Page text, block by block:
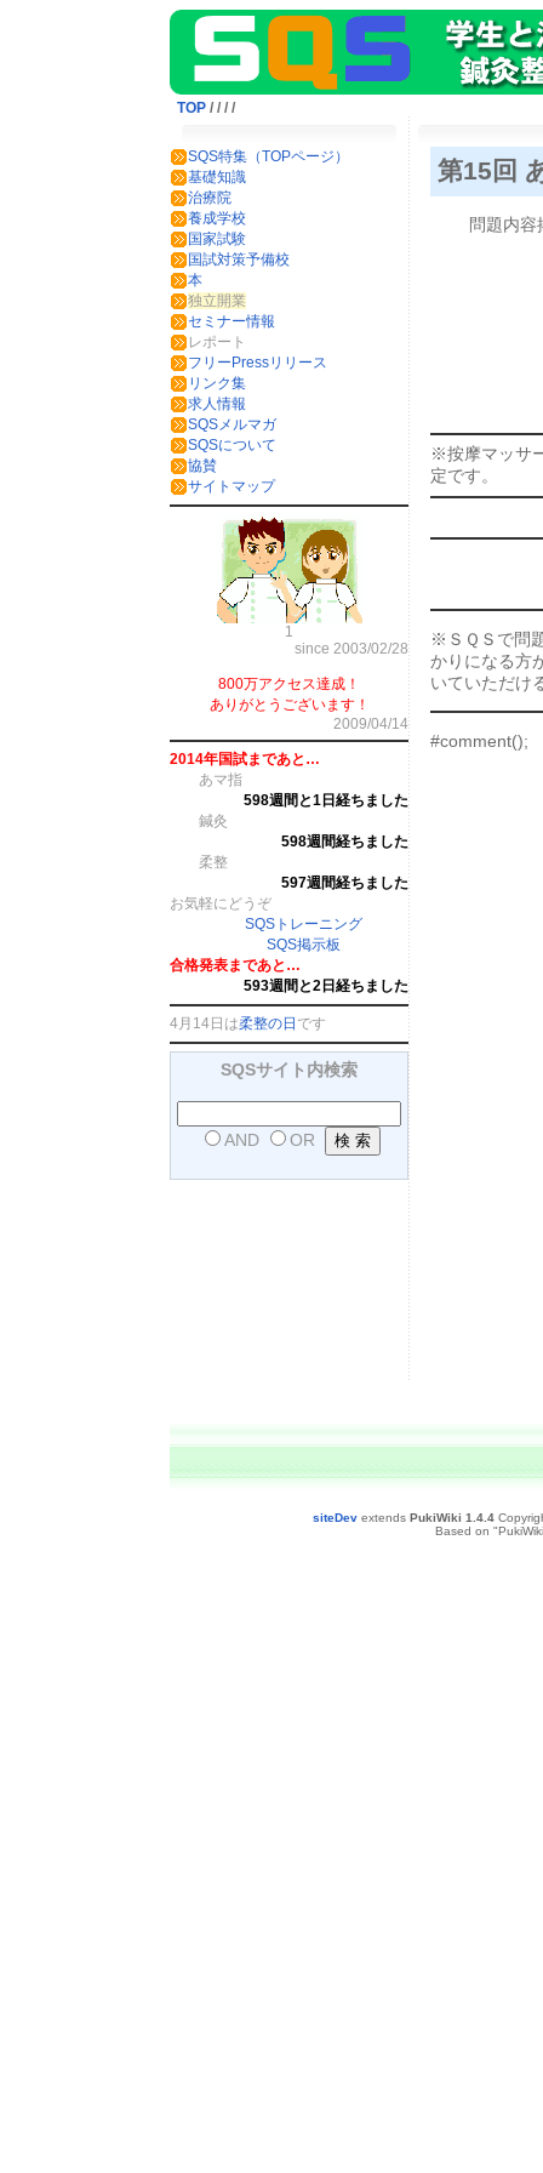
TOP / / / /
SQS特集（TOPページ）
基礎知識
治療院
養成学校
国家試験
国試対策予備校
本
独立開業
セミナー情報
レポート
フリーPressリリース
リンク集
求人情報
SQSメルマガ
SQSについて
協賛
サイトマップ
1
since 2003/02/28
800万アクセス達成！
ありがとうございます！
2009/04/14
2014年国試まであと…
あマ指
598週間と1日経ちました
鍼灸
598週間経ちました
柔整
597週間経ちました
お気軽にどうぞ
SQSトレーニング
SQS掲示板
合格発表まであと…
593週間と2日経ちました
4月14日は柔整の日 です
SQSサイト内検索
AND OR
第15回
問題内容
※按摩マッサ
定です。
※ＳＱＳで問
かりになる方
いていただけ
#comment();
siteDev extends PukiWiki 1.4.4
Based on